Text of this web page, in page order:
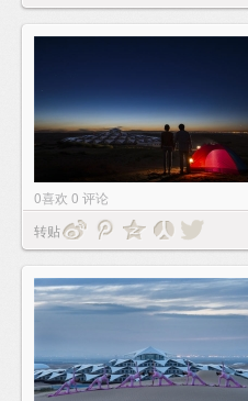
0喜欢 0 评论
转贴